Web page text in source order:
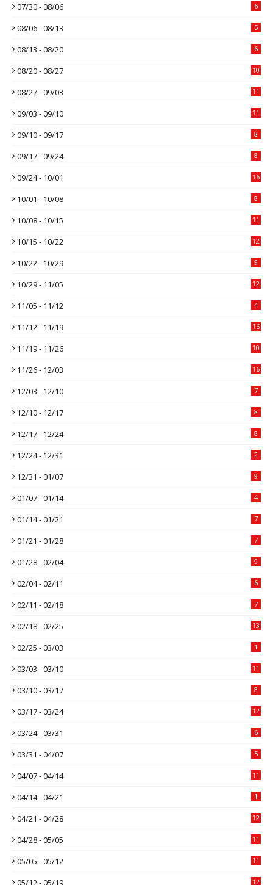
07/30 - 08/06 6
08/06 - 08/13 5
08/13 - 08/20 6
08/20 - 08/27 10
08/27 - 09/03 11
09/03 - 09/10 11
09/10 - 09/17 8
09/17 - 09/24 8
09/24 - 10/01 16
10/01 - 10/08 8
10/08 - 10/15 11
10/15 - 10/22 12
10/22 - 10/29 9
10/29 - 11/05 12
11/05 - 11/12 4
11/12 - 11/19 16
11/19 - 11/26 10
11/26 - 12/03 16
12/03 - 12/10 7
12/10 - 12/17 8
12/17 - 12/24 8
12/24 - 12/31 2
12/31 - 01/07 9
01/07 - 01/14 4
01/14 - 01/21 7
01/21 - 01/28 7
01/28 - 02/04 9
02/04 - 02/11 6
02/11 - 02/18 7
02/18 - 02/25 13
02/25 - 03/03 1
03/03 - 03/10 11
03/10 - 03/17 8
03/17 - 03/24 12
03/24 - 03/31 6
03/31 - 04/07 5
04/07 - 04/14 11
04/14 - 04/21 1
04/21 - 04/28 12
04/28 - 05/05 11
05/05 - 05/12 11
05/12 - 05/19 12